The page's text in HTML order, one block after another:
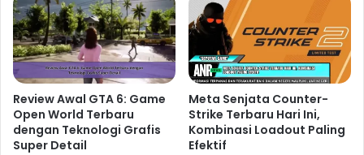
Review Awal GTA 6: Game
Open World Terbaru
dengan Teknologi Grafis
Super Detail
Meta Senjata Counter-
Strike Terbaru Hari Ini,
Kombinasi Loadout Paling
Efektif